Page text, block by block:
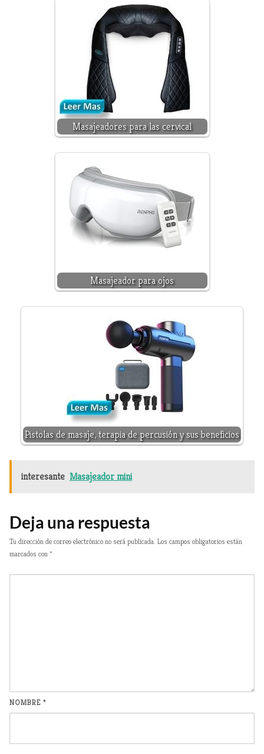
Masajeadores para las cervical
Masajeador para ojos
Pistolas de masaje, terapia de percusión y sus beneficios
interesante Masajeador mini
Deja una respuesta
Tu dirección de correo electrónico no será publicada. Los campos obligatorios están
marcados con*
NOMBRE *